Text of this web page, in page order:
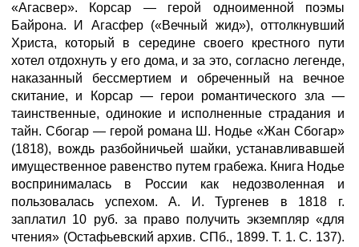
«Агасвер». Корсар — герой одноименной поэмы
Байрона. И Агасфер («Вечный жид»), оттолкнувший
Христа, который в середине своего крестного пути
хотел отдохнуть у его дома, и за это, согласно легенде,
наказанный бессмертием и обреченный на вечное
скитание, и Корсар — герои романтического зла —
таинственные, одинокие и исполненные страдания и
тайн. Сбогар — герой романа Ш. Нодье «Жан Сбогар»
(1818), вождь разбойничьей шайки, устанавливавшей
имущественное равенство путем грабежа. Книга Нодье
воспринималась в России как недозволенная и
пользовалась успехом. А. И. Тургенев в 1818 г.
заплатил 10 руб. за право получить экземпляр «для
чтения» (Остафьевский архив. СПб., 1899. Т. 1. С. 137).